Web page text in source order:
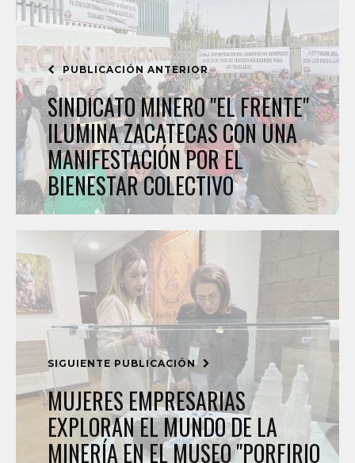
PUBLICACIÓN ANTERIOR
SINDICATO MINERO "EL FRENTE"
ILUMINA ZACATECAS CON UNA
MANIFESTACIÓN POR EL
BIENESTAR COLECTIVO
SIGUIENTE PUBLICACIÓN
MUJERES EMPRESARIAS
EXPLORAN EL MUNDO DE LA
MINERÍA EN EL MUSEO "PORFIRIO